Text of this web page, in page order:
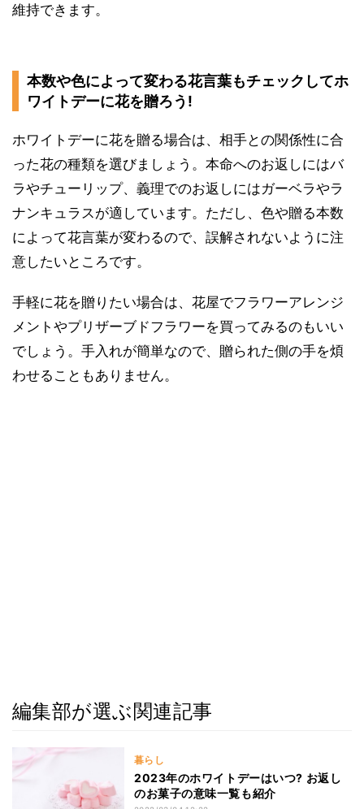
維持できます。
本数や色によって変わる花言葉もチェックしてホ
ワイトデーに花を贈ろう!
ホワイトデーに花を贈る場合は、相手との関係性に合
った花の種類を選びましょう。本命へのお返しにはバ
ラやチューリップ、義理でのお返しにはガーベラやラ
ナンキュラスが適しています。ただし、色や贈る本数
によって花言葉が変わるので、誤解されないように注
意したいところです。
手軽に花を贈りたい場合は、花屋でフラワーアレンジ
メントやプリザーブドフラワーを買ってみるのもいい
でしょう。手入れが簡単なので、贈られた側の手を煩
わせることもありません。
編集部が選ぶ関連記事
暮らし
2023年のホワイトデーはいつ? お返し
のお菓子の意味一覧も紹介